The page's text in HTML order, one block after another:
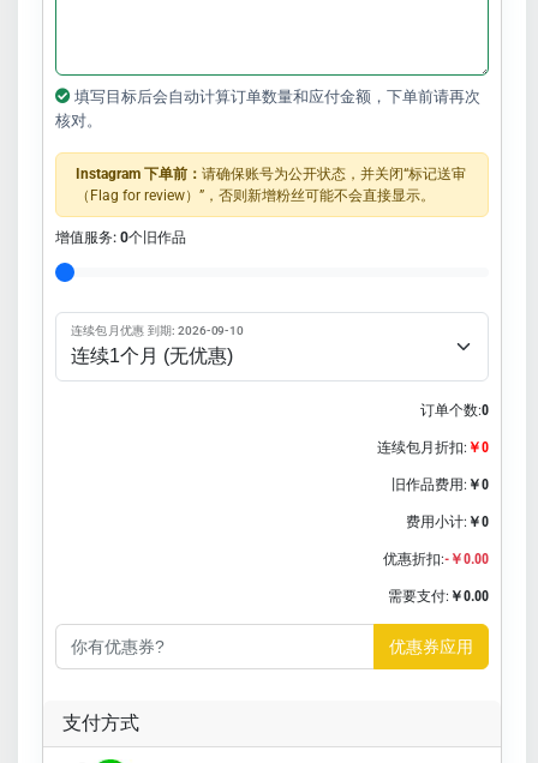
填写目标后会自动计算订单数量和应付金额，下单前请再次
核对。
Instagram 下单前： 请确保账号为公开状态，并关闭“标记送审
（Flag for review）”，否则新增粉丝可能不会直接显示。
增值服务: 0个旧作品
连续包月优惠 到期: 2026-09-10
订单个数:0
连续包月折扣: ￥0
旧作品费用: ￥0
费用小计: ￥0
优惠折扣:-￥0.00
需要支付: ￥0.00
优惠券应用
支付方式